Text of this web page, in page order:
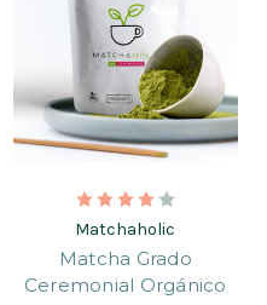
Matchaholic
Matcha Grado
Ceremonial Orgánico